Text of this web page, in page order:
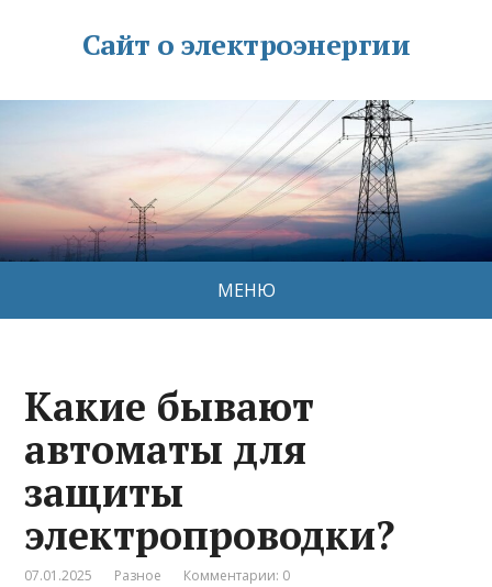
Сайт о электроэнергии
МЕНЮ
Какие бывают
автоматы для
защиты
электропроводки?
07.01.2025 Разное Комментарии: 0